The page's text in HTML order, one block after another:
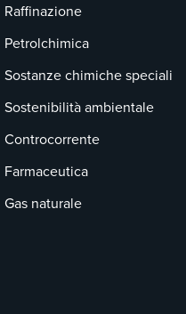
Raffinazione
Petrolchimica
Sostanze chimiche speciali
Sostenibilità ambientale
Controcorrente
Farmaceutica
Gas naturale